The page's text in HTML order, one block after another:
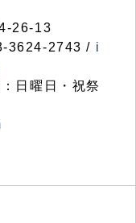
26-13
3624-2743 / i
日曜日・祝祭